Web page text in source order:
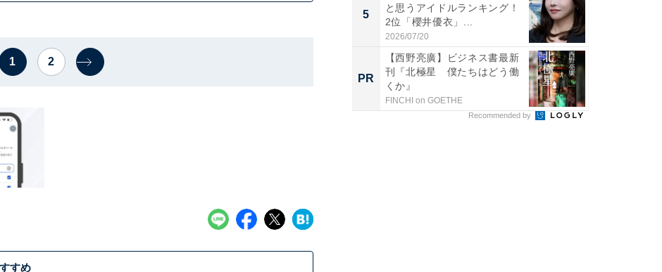
1 2
すめ
5
と思うアイドルランキング！
2位「櫻井優衣」...
2026/07/20
PR
【西野亮廣】ビジネス書最新
刊『北極星 僕たちはどう働
くか』
FINCHI on GOETHE
Recommended by